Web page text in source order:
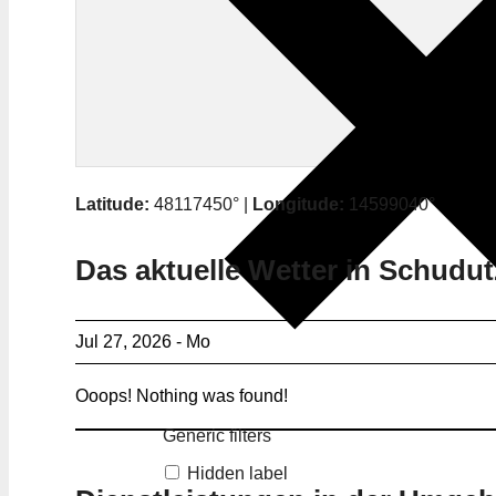
Generic filters
Hidden label
Latitude: 48117450° | Longitude: 14599040°
Das aktuelle Wetter in
Jul 27, 2026 - Mo
Ooops! Nothing was found!